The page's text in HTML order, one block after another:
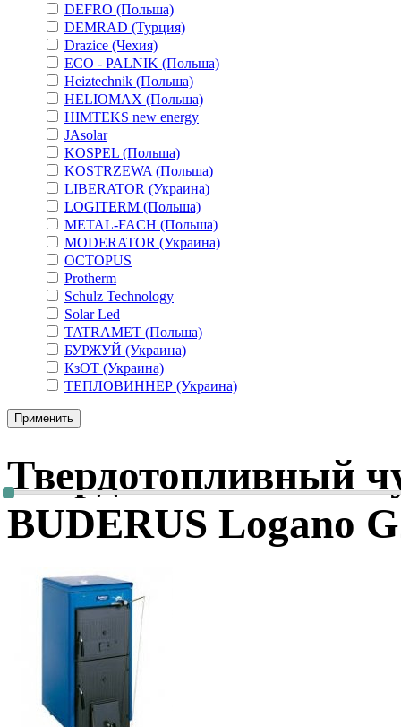
DEFRO (Польша)
DEMRAD (Турция)
Drazice (Чехия)
ECO - PALNIK (Польша)
Heiztechnik (Польша)
HELIOMAX (Польша)
HIMTEKS new energy
JAsolar
KOSPEL (Польша)
KOSTRZEWA (Польша)
LIBERATOR (Украина)
LOGITERM (Польша)
METAL-FACH (Польша)
MODERATOR (Украина)
OCTOPUS
Protherm
Schulz Technology
Solar Led
TATRAMET (Польша)
БУРЖУЙ (Украина)
КзОТ (Украина)
ТЕПЛОВИННЕР (Украина)
Твердотопливный
BUDERUS Logano